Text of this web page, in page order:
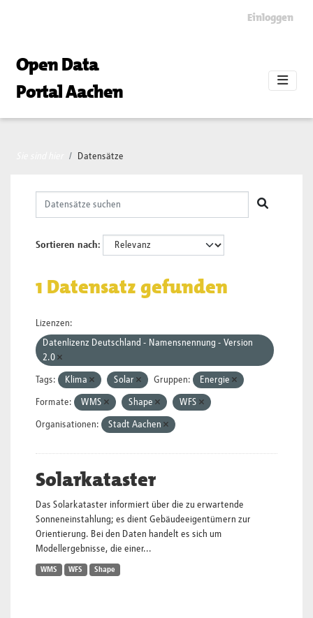
Einloggen
Open Data
Portal Aachen
Datensätze
Sortieren nach
1 Datensatz gefunden
Lizenzen:
Datenlizenz Deutschland - Namensnennung - Version
2.0
Tags: Klima Solar Gruppen: Energie
Formate: WMS Shape WFS
Organisationen: Stadt Aachen
Solarkataster
Das Solarkataster informiert über die zu erwartende
Sonneneinstahlung; es dient Gebäudeeigentümern zur
Orientierung. Bei den Daten handelt es sich um
Modellergebnisse, die einer...
WMS WFS Shape